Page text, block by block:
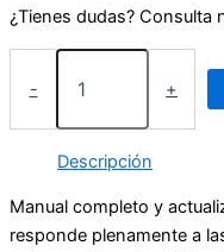
¿Tienes dudas? Consulta
-
Teología
+
Descripción
Manual completo y
responde plenamente a